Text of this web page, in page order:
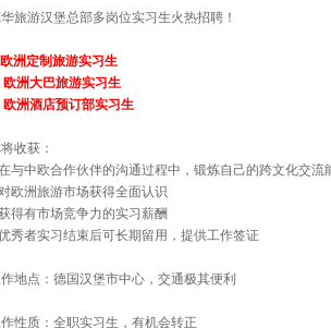
旅游汉堡总部多岗位实习生火热招聘！
洲定制旅游实习生
欧洲大巴旅游实习生
欧洲酒店预订部实习生
收获：
与中欧合作伙伴的沟通过程中，锻炼自己的跨文化交流
欧洲旅游市场获得全面认识
得有市场竞争力的实习薪酬
秀者实习结束后可长期留用，提供工作签证
地点：德国汉堡市中心，交通极其便利
性质：全职实习生，有机会转正